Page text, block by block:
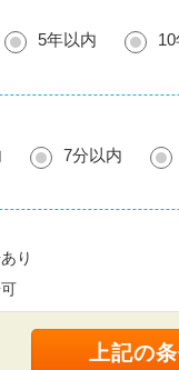
5年以内
7分以内
り